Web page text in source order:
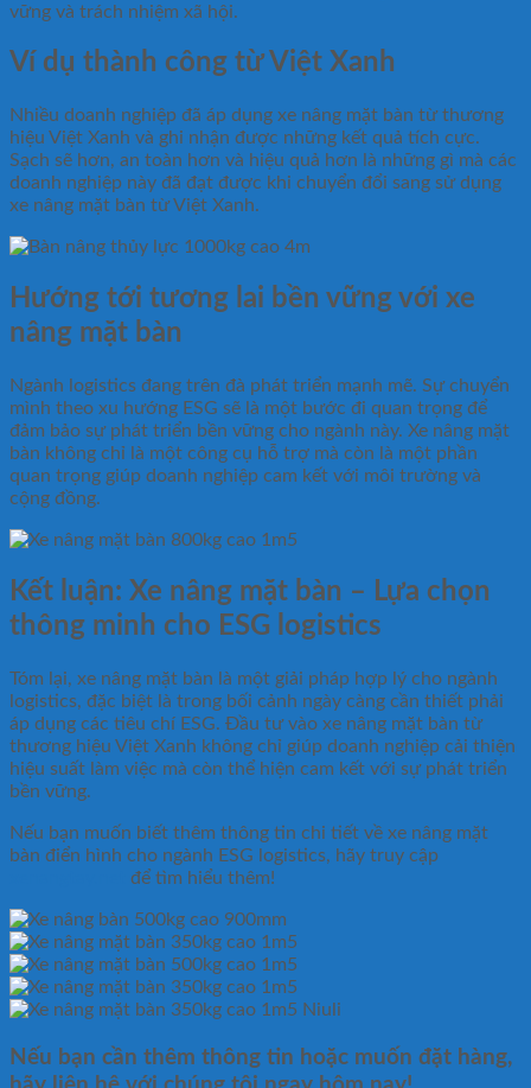
vững và trách nhiệm xã hội.
Ví dụ thành công từ Việt Xanh
Nhiều doanh nghiệp đã áp dụng xe nâng mặt bàn từ thương
hiệu Việt Xanh và ghi nhận được những kết quả tích cực.
Sạch sẽ hơn, an toàn hơn và hiệu quả hơn là những gì mà các
doanh nghiệp này đã đạt được khi chuyển đổi sang sử dụng
xe nâng mặt bàn từ Việt Xanh.
Hướng tới tương lai bền vững với xe
nâng mặt bàn
Ngành logistics đang trên đà phát triển mạnh mẽ. Sự chuyển
mình theo xu hướng ESG sẽ là một bước đi quan trọng để
đảm bảo sự phát triển bền vững cho ngành này. Xe nâng mặt
bàn không chỉ là một công cụ hỗ trợ mà còn là một phần
quan trọng giúp doanh nghiệp cam kết với môi trường và
cộng đồng.
Kết luận: Xe nâng mặt bàn – Lựa chọn
thông minh cho ESG logistics
Tóm lại, xe nâng mặt bàn là một giải pháp hợp lý cho ngành
logistics, đặc biệt là trong bối cảnh ngày càng cần thiết phải
áp dụng các tiêu chí ESG. Đầu tư vào xe nâng mặt bàn từ
thương hiệu Việt Xanh không chỉ giúp doanh nghiệp cải thiện
hiệu suất làm việc mà còn thể hiện cam kết với sự phát triển
bền vững.
Nếu bạn muốn biết thêm thông tin chi tiết về xe nâng mặt
bàn điển hình cho ngành ESG logistics, hãy truy cập
để tìm hiểu thêm!
Nếu bạn cần thêm thông tin hoặc muốn đặt hàng,